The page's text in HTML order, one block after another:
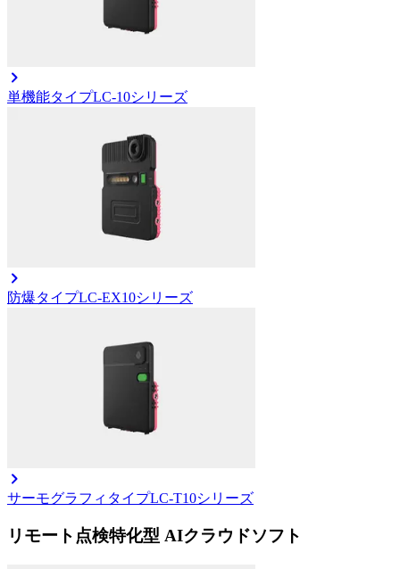
単機能タイプLC-10シリーズ
防爆タイプLC-EX10シリーズ
サーモグラフィタイプLC-T10シリーズ
リモート点検特化型 AIクラウドソフト